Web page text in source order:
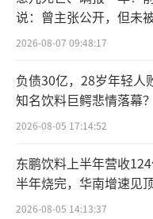
动品牌从高端延伸
踏在户外赛道上一
上海良栖品牌
认为，狼爪在中国
来安踏如何匹配狼
的，基于拥有国际
运营经验，运营狼
也需要梳理各个
说：曾主张公开，但未
2026-08-07 09:48:17
负债30亿，28岁年轻人
知名饮料巨鳄悲情落幕？
2026-08-05 17:14:52
东鹏饮料上半年营收
半年烧完，华南增速见
2026-08-05 14:13:37